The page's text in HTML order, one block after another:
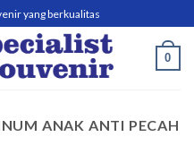
yang berkualitas
0
ANAK ANTI PECAH